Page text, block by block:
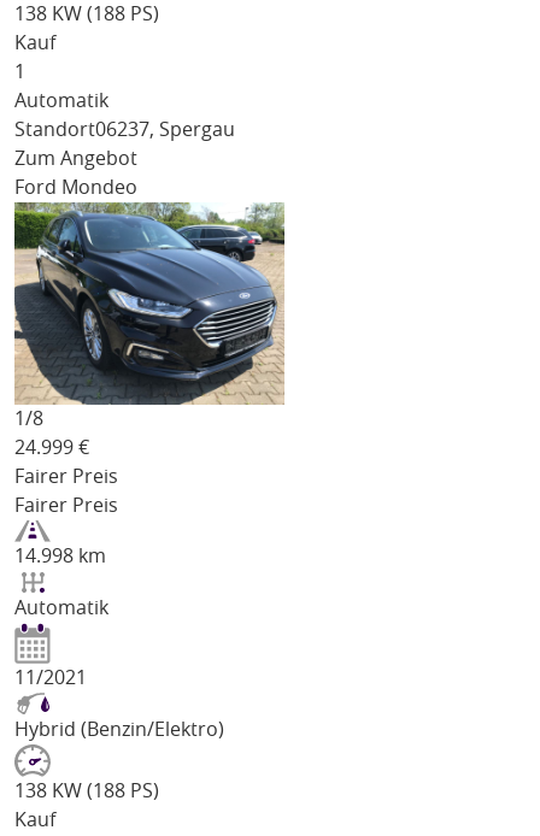
138 KW (188 PS)
Kauf
1
Automatik
Standort06237, Spergau
Zum Angebot
Ford Mondeo
1/8
24.999 €
Fairer Preis
Fairer Preis
14.998 km
Automatik
11/2021
Hybrid (Benzin/Elektro)
138 KW (188 PS)
Kauf